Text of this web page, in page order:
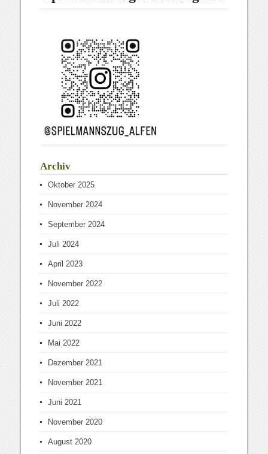
Archiv
Oktober 2025
November 2024
September 2024
Juli 2024
April 2023
November 2022
Juli 2022
Juni 2022
Mai 2022
Dezember 2021
November 2021
Juni 2021
November 2020
August 2020